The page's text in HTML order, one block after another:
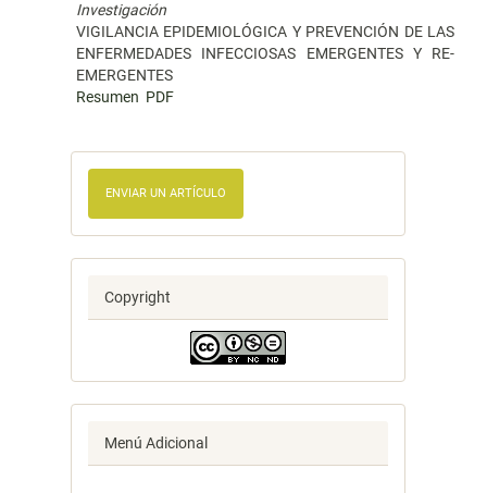
Investigación
VIGILANCIA EPIDEMIOLÓGICA Y PREVENCIÓN DE LAS
ENFERMEDADES INFECCIOSAS EMERGENTES Y RE-
EMERGENTES
Resumen PDF
ENVIAR UN ARTÍCULO
Copyright
Menú Adicional